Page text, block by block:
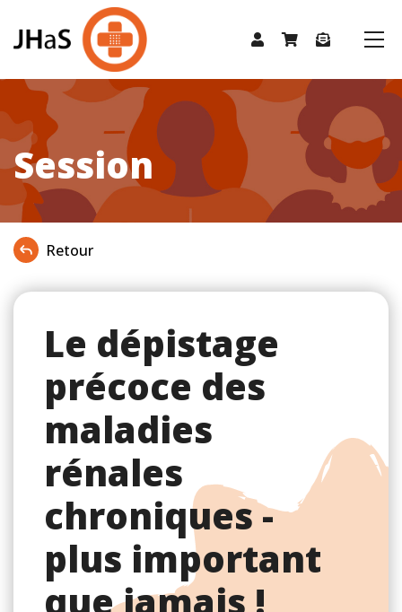
Session
Retour
Le dépistage
précoce des
maladies
rénales
chroniques -
plus important
que jamais !